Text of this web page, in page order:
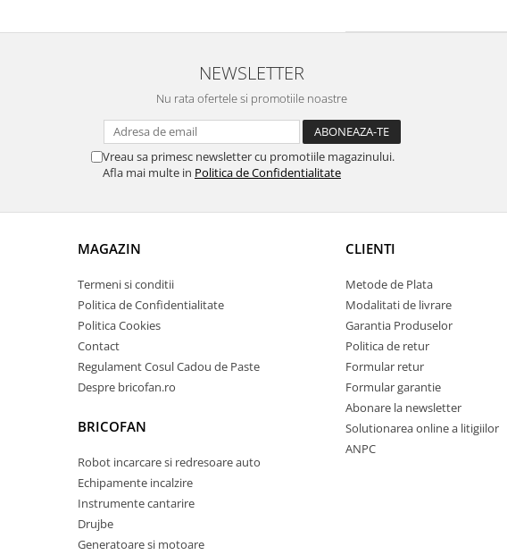
Aragaze, plite, piese butelii de
Pirostrii si accesorii pentru gatit
Conectori/doze
Corpuri de iluminat
Lampi solare
Lumina de crestere pentru plante
Veioze si Lampi
Cantare comerciale
Cantare Corporale
Aparate de spalat cu presiune si
NEWSLETTER
Nu rata ofertele si promotiile noastre
Vreau sa primesc newsletter cu promotiile magazinului.
Afla mai multe in Politica de Confidentialitate
MAGAZIN
Termeni si conditii
Politica de Confidentialitate
Politica Cookies
Contact
Regulament Cosul Cadou de Paste
Despre bricofan.ro
BRICOFAN
Robot incarcare si redresoare auto
Echipamente incalzire
Instrumente cantarire
Drujbe
Generatoare si motoare
CLIENTI
Metode de Plata
Modalitati de livrare
Garantia Produselor
Politica de retur
Formular retur
Formular garantie
Abonare la newsletter
Solutionarea online a litigiilor
ANPC